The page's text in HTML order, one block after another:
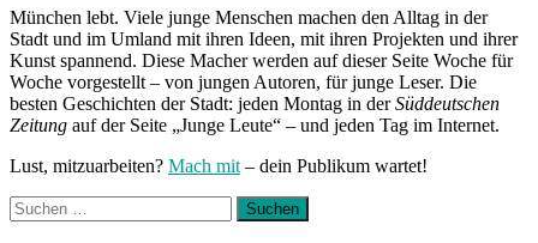
mit
Alina“
München lebt. Viele junge Menschen machen den Alltag in der
Stadt und im Umland mit ihren Ideen, mit ihren Projekten und ihrer
Kunst spannend. Diese Macher werden auf dieser Seite Woche für
Woche vorgestellt – von jungen Autoren, für junge Leser. Die
besten Geschichten der Stadt: jeden Montag in derSüddeutschen
Zeitung auf der Seite „Junge Leute“ – und jeden Tag im Internet.
Lust, mitzuarbeiten? Mach mit – dein Publikum wartet!
Suchen
nach: